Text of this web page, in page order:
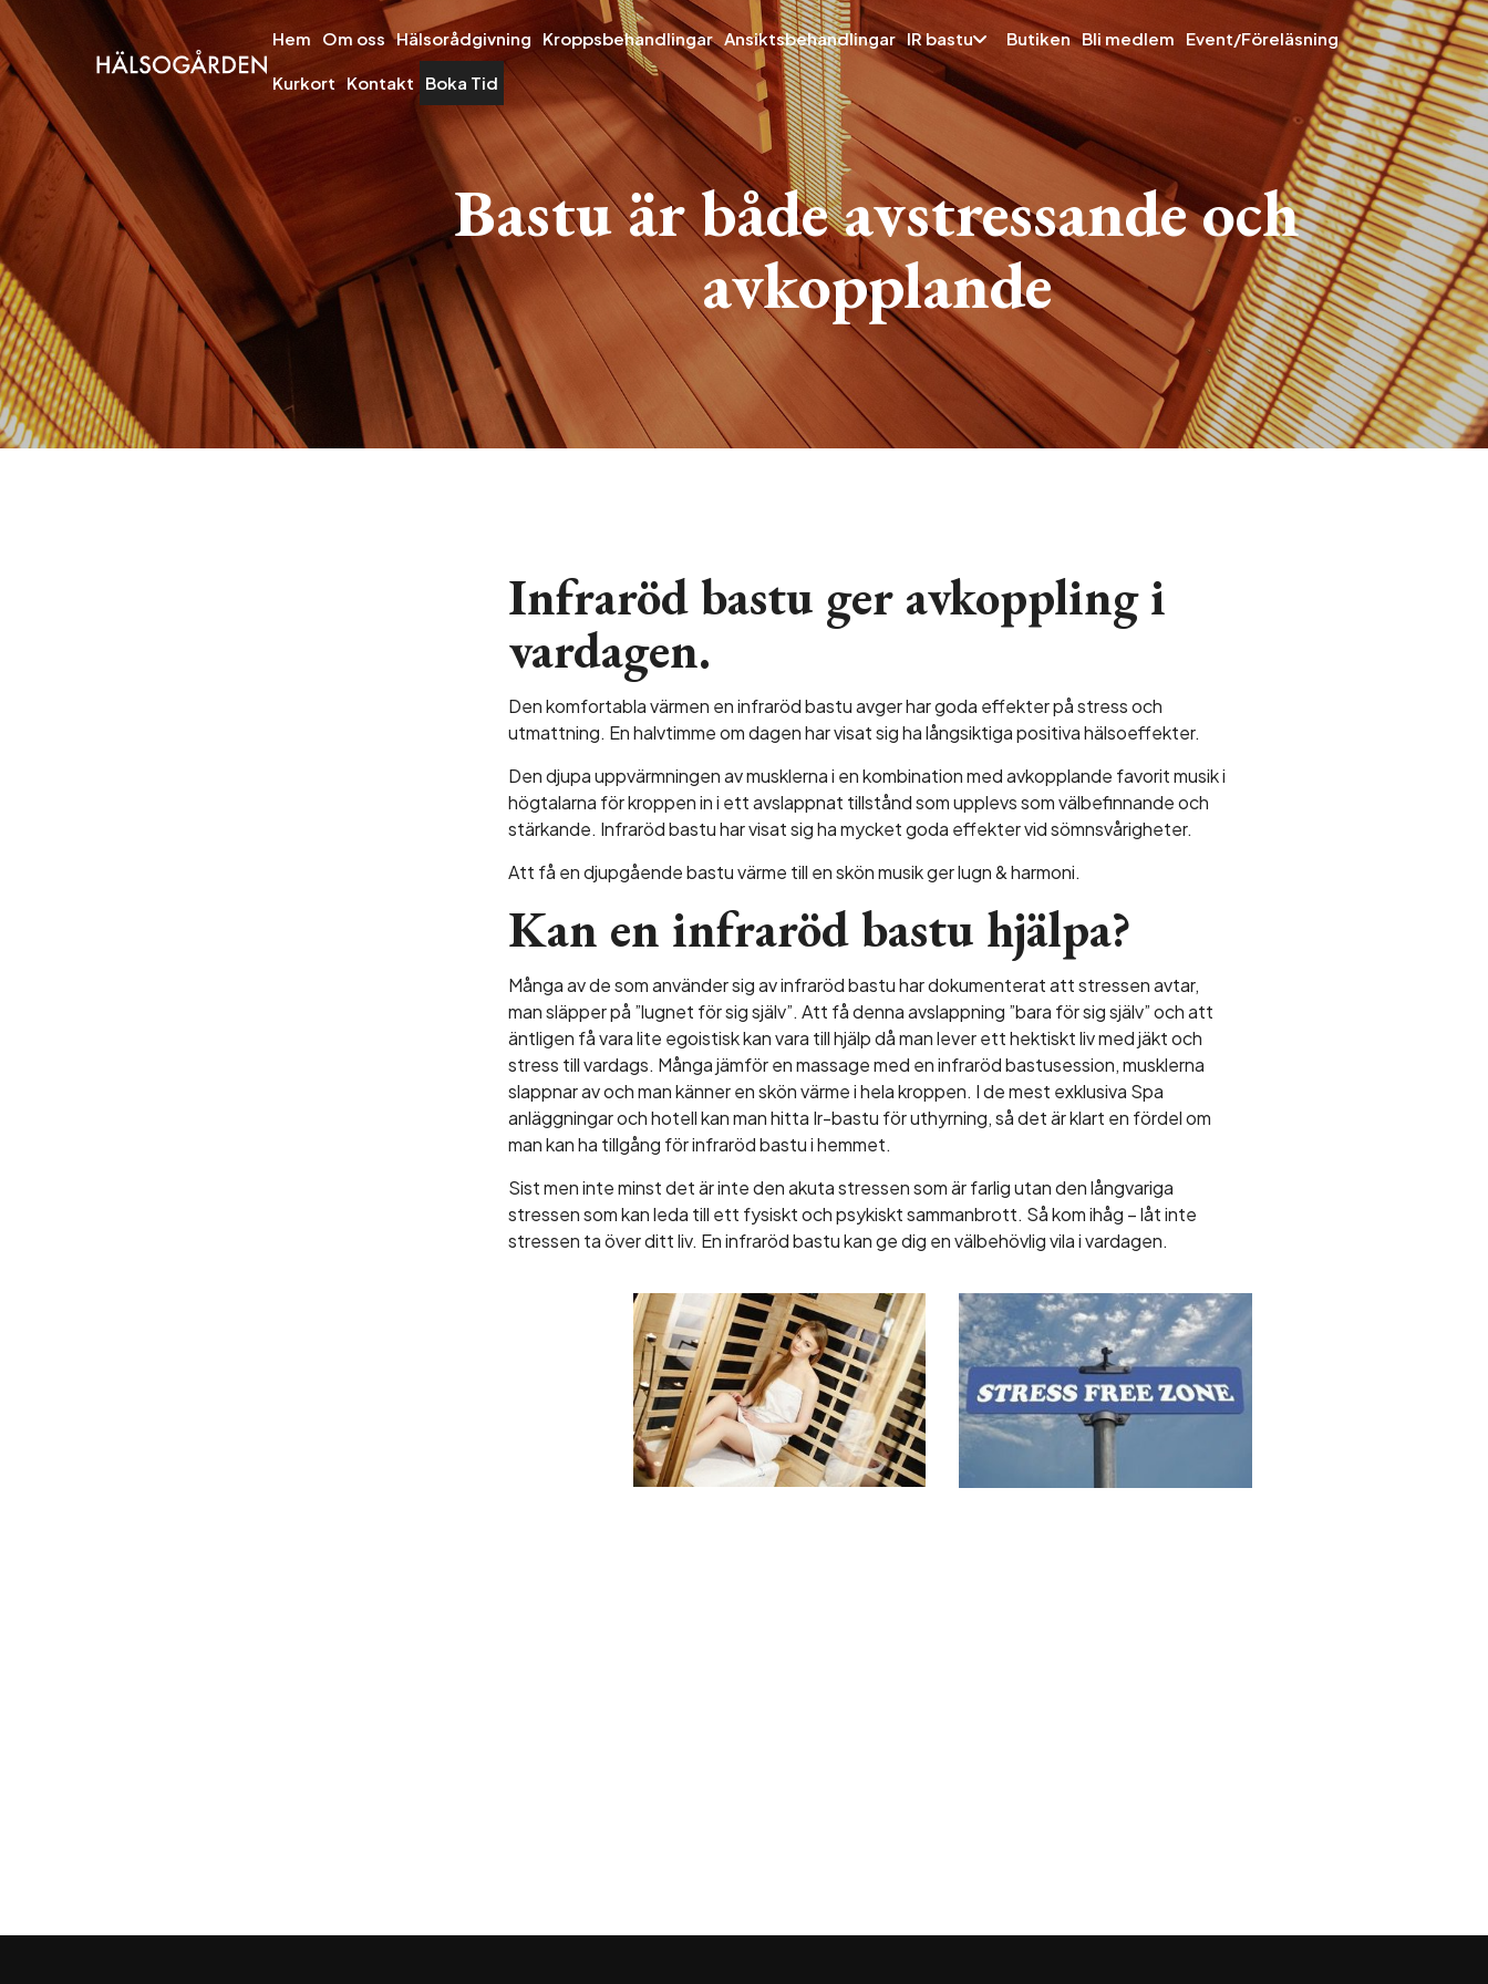
Hem Om oss Hälsorådgivning Kroppsbehandlingar Ansiktsbehandlingar IR bastu Butiken Bli medlem Event/Föreläsning
Kurkort Kontakt Boka Tid
Bastu är både avstressande och
avkopplande
Infraröd bastu ger avkoppling i
vardagen.
Den komfortabla värmen en infraröd bastu avger har goda effekter på stress och
utmattning. En halvtimme om dagen har visat sig ha långsiktiga positiva hälsoeffekter.
Den djupa uppvärmningen av musklerna i en kombination med avkopplande favorit musik i
högtalarna för kroppen in i ett avslappnat tillstånd som upplevs som välbefinnande och
stärkande. Infraröd bastu har visat sig ha mycket goda effekter vid sömnsvårigheter.
Att få en djupgående bastu värme till en skön musik ger lugn & harmoni.
Kan en infraröd bastu hjälpa?
Många av de som använder sig av infraröd bastu har dokumenterat att stressen avtar,
man släpper på ”lugnet för sig själv”. Att få denna avslappning ”bara för sig själv” och att
äntligen få vara lite egoistisk kan vara till hjälp då man lever ett hektiskt liv med jäkt och
stress till vardags. Många jämför en massage med en infraröd bastusession, musklerna
slappnar av och man känner en skön värme i hela kroppen. I de mest exklusiva Spa
anläggningar och hotell kan man hitta Ir-bastu för uthyrning, så det är klart en fördel om
man kan ha tillgång för infraröd bastu i hemmet.
Sist men inte minst det är inte den akuta stressen som är farlig utan den långvariga
stressen som kan leda till ett fysiskt och psykiskt sammanbrott. Så kom ihåg – låt inte
stressen ta över ditt liv. En infraröd bastu kan ge dig en välbehövlig vila i vardagen.